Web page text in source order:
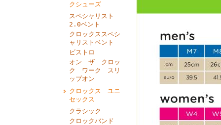
クシューズ
スペシャリスト
2.0ベント
クロックススペシ
ャリストベント
ビストロ
オン ザ クロッ
ク ワーク スリ
ップオン
クロックス ユニ
セックス
クラシック
クロックバンド